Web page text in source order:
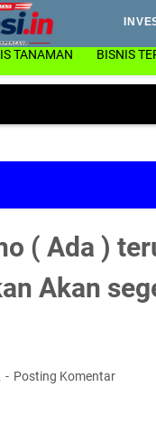
TANAMAN BISNIS
( Ada )
Akan
Posting Komentar